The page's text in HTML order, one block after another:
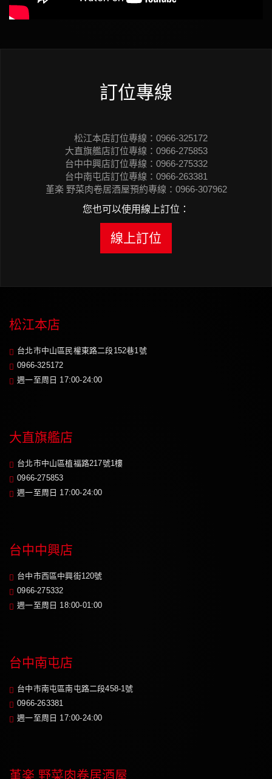
訂位專線
松江本店訂位專線：0966-325172
大直旗艦店訂位專線：0966-275853
台中中興店訂位專線：0966-275332
台中南屯店訂位專線：0966-263381
堇楽 野菜肉卷居酒屋預約專線：0966-307962
您也可以使用線上訂位：
線上訂位
松江本店
台北市中山區民權東路二段152巷1號
0966-325172
週一至周日 17:00-24:00
大直旗艦店
台北市中山區植福路217號1樓
0966-275853
週一至周日 17:00-24:00
台中中興店
台中市西區中興街120號
0966-275332
週一至周日 18:00-01:00
台中南屯店
台中市南屯區南屯路二段458-1號
0966-263381
週一至周日 17:00-24:00
堇楽 野菜肉卷居酒屋